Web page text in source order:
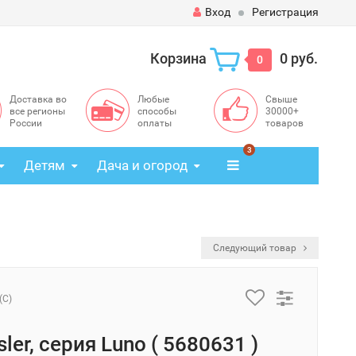
Вход Регистрация
Корзина 0 0 руб.
Доставка во
все регионы
России
Любые
способы
оплаты
Свыше
30000+
товаров
Детям Дача и огород
3
Следующий товар
серия Luno ( 5680631 )